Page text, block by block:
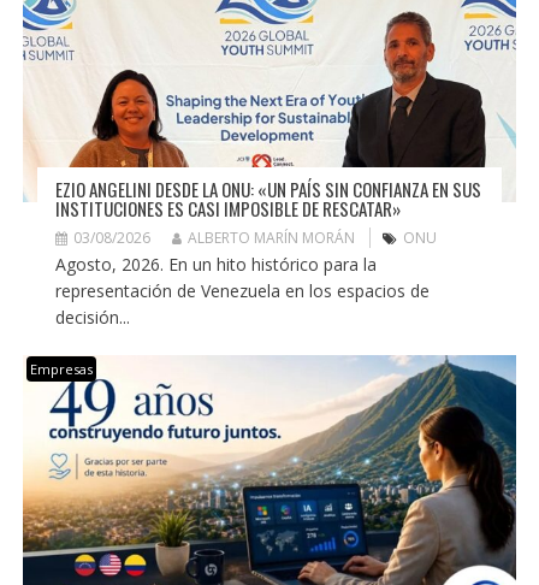
EZIO ANGELINI DESDE LA ONU: «UN PAÍS SIN CONFIANZA EN SUS
INSTITUCIONES ES CASI IMPOSIBLE DE RESCATAR»
03/08/2026 ALBERTO MARÍN MORÁN ONU
Agosto, 2026. En un hito histórico para la
representación de Venezuela en los espacios de
decisión...
Empresas